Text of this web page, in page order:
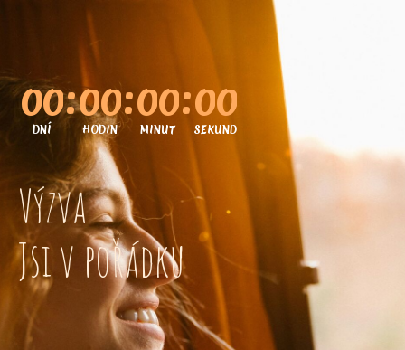
00
DNÍ
00
HODIN
00
MINUT
00
SEKUND
Výzva
Jsi v pořádku